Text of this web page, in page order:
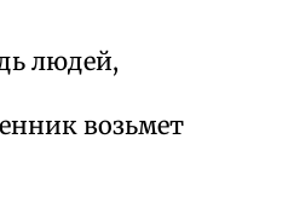
людей,
возьмет